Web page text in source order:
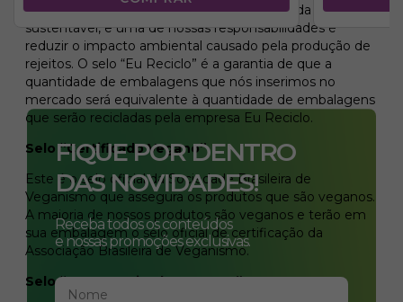
O nosso compromisso é com um futuro cada vez mais
sustentável, e uma de nossas responsabilidades é
reduzir o impacto ambiental causado pela produção de
rejeitos. O selo “Eu Reciclo” é a garantia de que a
quantidade de embalagens que nós inserimos no
mercado será equivalente à quantidade de embalagens
que serão recicladas pela empresa Eu Reciclo.
Selo “Certificado Vegano”
Este é o selo oficial da Sociedade Brasileira de
Veganismo que assegura os produtos que são veganos.
A maioria de nossos produtos são veganos e terão em
sua embalagem o selo oficial de certificação da
Associação Brasileira de Veganismo.
Selo “PETA – Animal Test-Free”
FIQUE POR DENTRO
DAS NOVIDADES!
Receba todos os conteúdos
e nossas promoções exclusivas.